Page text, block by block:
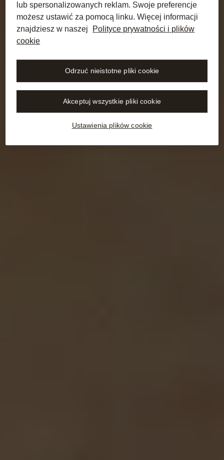
lub spersonalizowanych reklam. Swoje preferencje
możesz ustawić za pomocą linku. Więcej informacji
znajdziesz w naszej
Polityce prywatności i plików
cookie
Ustawienia plików cookie
Odrzuć nieistotne pliki cookie
Akceptuj wszystkie pliki cookie